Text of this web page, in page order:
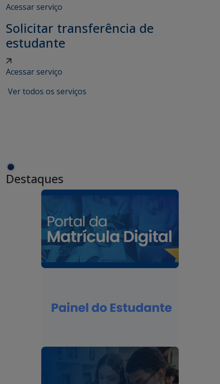
Acessar serviço
Solicitar transferência de
estudante
Acessar serviço
Ver todos os serviços
Destaques